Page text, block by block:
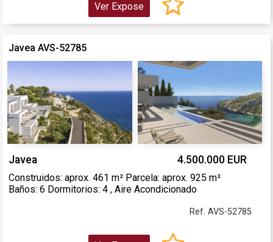
Ver Expose
Javea AVS-52785
Javea 4.500.000 EUR
Construidos: aprox. 461 m² Parcela: aprox. 925 m²
Baños: 6 Dormitorios: 4 , Aire Acondicionado
Ref. AVS-52785